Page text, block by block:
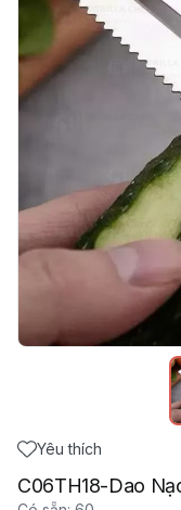
Yêu thích
C06TH18-Dao